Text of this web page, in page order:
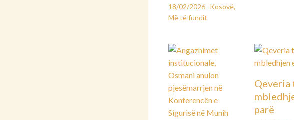
18/02/2026 Kosovë,
Më të fundit
Qeveria
parë